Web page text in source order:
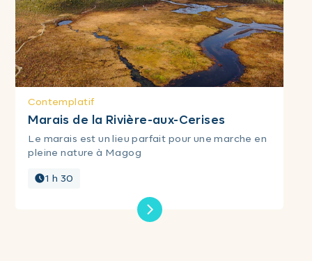
Contemplatif
Marais de la Rivière-aux-Cerises
Le marais est un lieu parfait pour une marche en
pleine nature à Magog
1 h 30